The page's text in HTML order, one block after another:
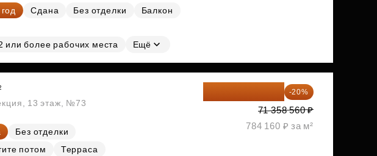
Сдана Без отделки
Балкон
или более рабочих места
Ещё
13 этаж, №73
Без отделки
потом
Терраса
-20%
71 358 560 ₽
784 160 ₽ за м²